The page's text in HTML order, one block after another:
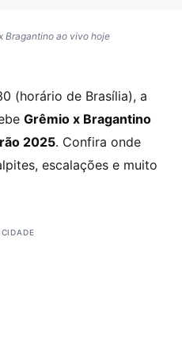
Bragantino ao vivo hoje
Grêmio x Bragantino
2025. Confira onde
escalações e muito